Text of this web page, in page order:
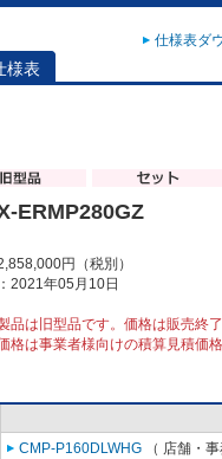
仕様表ダ
様表
ERMP280GZ
円（税別）
2021年05月10日
品は旧型品です。価格は販売終
格は事業者様向けの積算見積価
CMP-P160DLWHG （ 店舗・